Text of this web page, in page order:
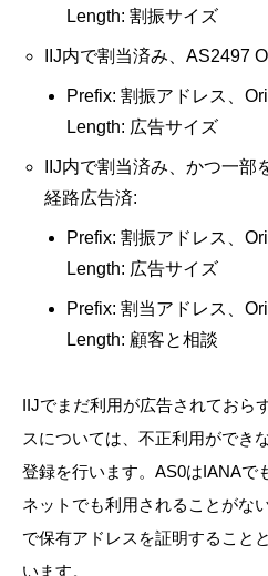
Length: 割振サイズ
IIJ内で割当済み、AS2497
Prefix: 割振アドレス、
Length: 広告サイズ
IIJ内で割当済み、かつ一
経路広告済:
Prefix: 割振アドレス、
Length: 広告サイズ
Prefix: 割当アドレス、
Length: 顧客と相談
IIJでまだ利用が広告されておら
スについては、不正利用ができ
登録を行います。AS0はIANAで
ネットでも利用されることがな
で保有アドレスを証明すること
います。